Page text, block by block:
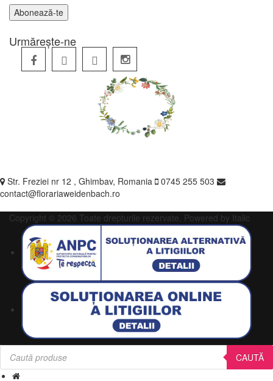
Urmărește-ne
Str. Freziei nr 12 , Ghimbav, Romania
0745 255 503
contact@florariaweidenbach.ro
Copyright © 2026 Toate drepturile rezervate. Powered by Italic
Products
search CAUTĂ